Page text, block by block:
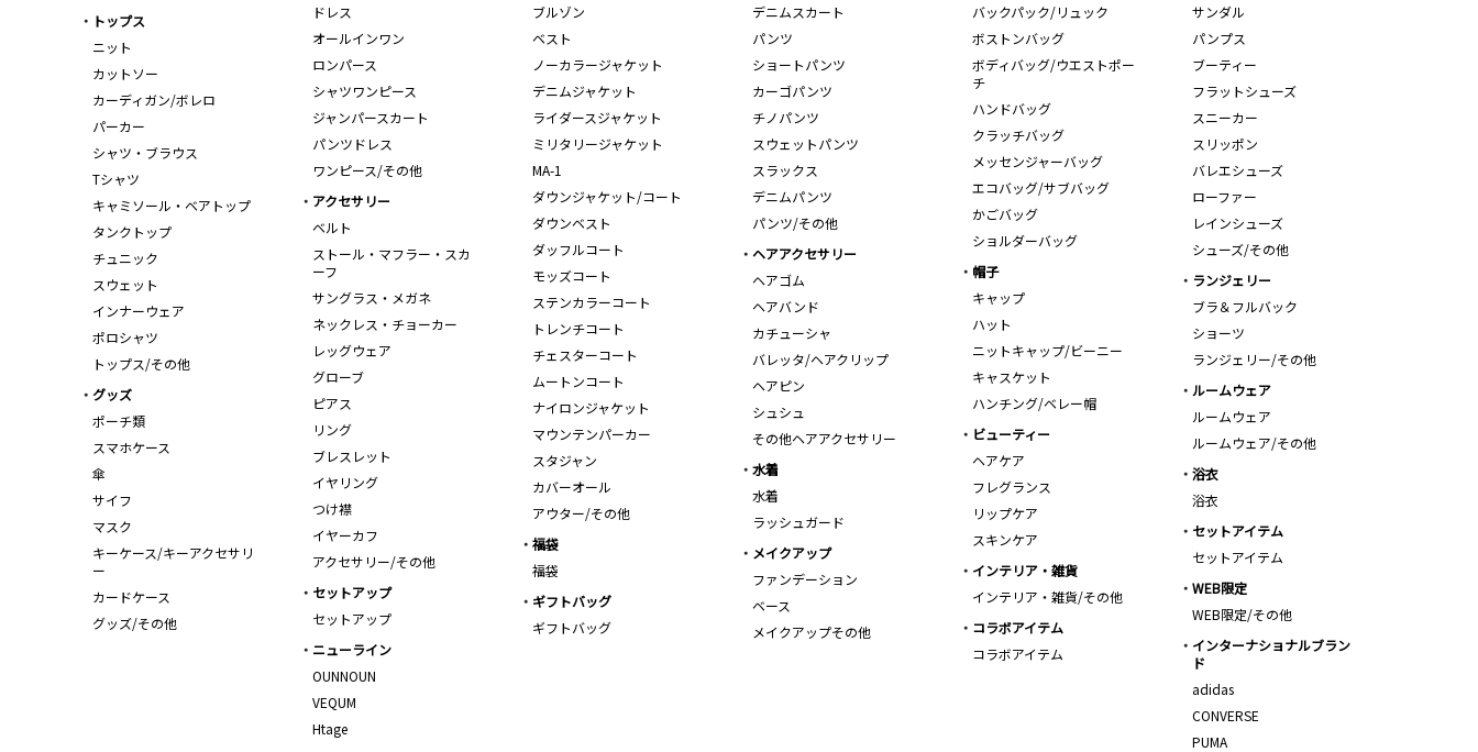
トップス
ニット
カットソー
カーディガン/ボレロ
パーカー
シャツ・ブラウス
Tシャツ
キャミソール・ベアトップ
タンクトップ
チュニック
スウェット
インナーウェア
ポロシャツ
トップス/その他
ドレス
オールインワン
ロンパース
シャツワンピース
ジャンパースカート
パンツドレス
ワンピース/その他
ブルゾン
ベスト
ノーカラージャケット
デニムジャケット
ライダースジャケット
ミリタリージャケット
MA-1
ダウンジャケット/コート
ダウンベスト
ダッフルコート
モッズコート
ステンカラーコート
トレンチコート
チェスターコート
ムートンコート
ナイロンジャケット
マウンテンパーカー
スタジャン
カバーオール
アウター/その他
デニムスカート
パンツ
ショートパンツ
カーゴパンツ
チノパンツ
スウェットパンツ
スラックス
デニムパンツ
パンツ/その他
バックパック/リュック
ボストンバッグ
ボディバッグ/ウエストポー
チ
ハンドバッグ
クラッチバッグ
メッセンジャーバッグ
エコバッグ/サブバッグ
かごバッグ
ショルダーバッグ
サンダル
パンプス
ブーティー
フラットシューズ
スニーカー
スリッポン
バレエシューズ
ローファー
レインシューズ
シューズ/その他
アクセサリー
ベルト
ストール・マフラー・スカ
ーフ
サングラス・メガネ
ネックレス・チョーカー
レッグウェア
グローブ
ピアス
リング
ブレスレット
イヤリング
つけ襟
イヤーカフ
アクセサリー/その他
ヘアアクセサリー
ヘアゴム
ヘアバンド
カチューシャ
バレッタ/ヘアクリップ
ヘアピン
シュシュ
その他ヘアアクセサリー
帽子
キャップ
ハット
ニットキャップ/ビーニー
キャスケット
ハンチング/ベレー帽
ランジェリー
ブラ＆フルバック
ショーツ
ランジェリー/その他
ルームウェア
ルームウェア
ルームウェア/その他
グッズ
ポーチ類
スマホケース
傘
サイフ
マスク
キーケース/キーアクセサリ
ー
カードケース
グッズ/その他
ビューティー
ヘアケア
フレグランス
リップケア
スキンケア
水着
水着
ラッシュガード
浴衣
浴衣
セットアイテム
セットアイテム
福袋
福袋
メイクアップ
ファンデーション
ベース
メイクアップその他
インテリア・雑貨
インテリア・雑貨/その他
WEB限定
WEB限定/その他
セットアップ
セットアップ
ギフトバッグ
ギフトバッグ
コラボアイテム
コラボアイテム
インターナショナルブラン
ド
adidas
CONVERSE
PUMA
ニューライン
OUNNOUN
VEQUM
Htage